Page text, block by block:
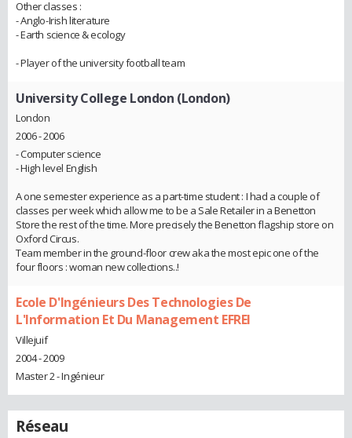
Other classes :
- Anglo-Irish literature
- Earth science & ecology
- Player of the university football team
University College London (London)
London
2006 - 2006
- Computer science
- High level English
A one semester experience as a part-time student : I had a couple of
classes per week which allow me to be a Sale Retailer in a Benetton
Store the rest of the time. More precisely the Benetton flagship store on
Oxford Circus.
Team member in the ground-floor crew aka the most epic one of the
four floors : woman new collections..!
Ecole D'Ingénieurs Des Technologies De
L'Information Et Du Management EFREI
Villejuif
2004 - 2009
Master 2 - Ingénieur
Réseau